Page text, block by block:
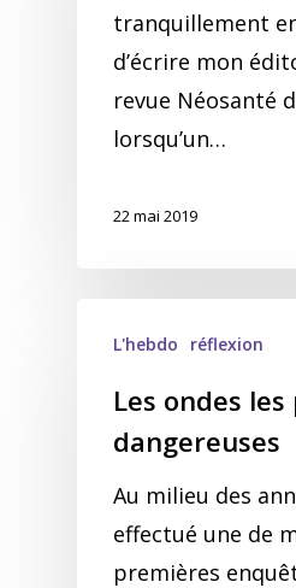
tranquillement
d’écrire mon
revue Néosanté
lorsqu’un…
22 mai 2019
L'hebdo réflexion
Les ondes les
dangereuses
Au milieu des
effectué une de
premières